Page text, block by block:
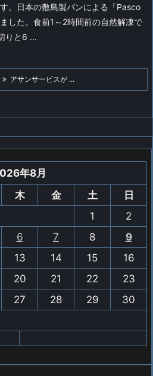
。
日本の敷島製パンによる「Pasco
した。食前1～2時間前の自然解凍で
りと6 ...
アサンサービスが ...
年8月
木 金 土
日
1
2
6 7 8
9
13 14 15
16
20 21 22
23
27 28 29
30